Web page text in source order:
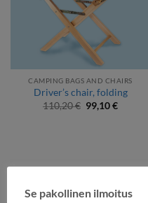
CAMPING BAGS AND CHAIRS
Driver’s chair, folding
110,20€ Original
price
99,10€Current
Se pakollinen ilmoitus